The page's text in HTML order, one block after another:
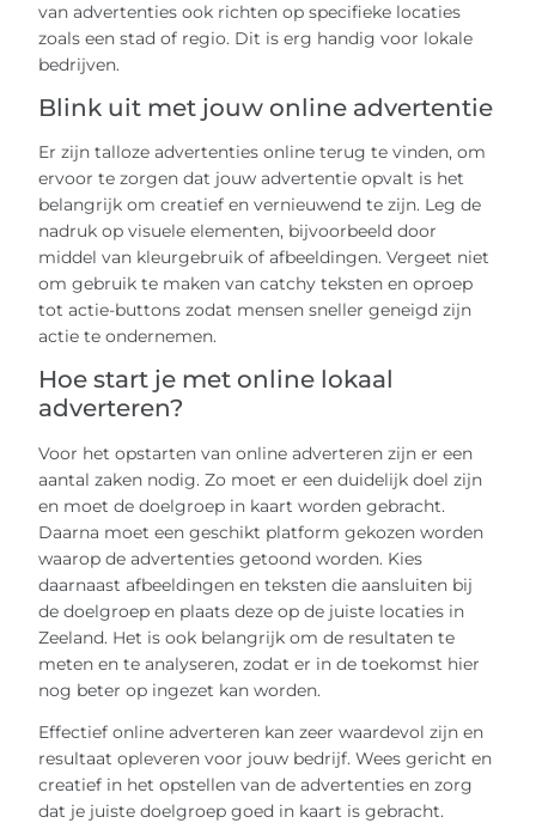
van advertenties ook richten op specifieke locaties
zoals een stad of regio. Dit is erg handig voor lokale
bedrijven.
Blink uit met jouw online advertentie
Er zijn talloze advertenties online terug te vinden, om
ervoor te zorgen dat jouw advertentie opvalt is het
belangrijk om creatief en vernieuwend te zijn. Leg de
nadruk op visuele elementen, bijvoorbeeld door
middel van kleurgebruik of afbeeldingen. Vergeet niet
om gebruik te maken van catchy teksten en oproep
tot actie-buttons zodat mensen sneller geneigd zijn
actie te ondernemen.
Hoe start je met online lokaal
adverteren?
Voor het opstarten van online adverteren zijn er een
aantal zaken nodig. Zo moet er een duidelijk doel zijn
en moet de doelgroep in kaart worden gebracht.
Daarna moet een geschikt platform gekozen worden
waarop de advertenties getoond worden. Kies
daarnaast afbeeldingen en teksten die aansluiten bij
de doelgroep en plaats deze op de juiste locaties in
Zeeland. Het is ook belangrijk om de resultaten te
meten en te analyseren, zodat er in de toekomst hier
nog beter op ingezet kan worden.
Effectief online adverteren kan zeer waardevol zijn en
resultaat opleveren voor jouw bedrijf. Wees gericht en
creatief in het opstellen van de advertenties en zorg
dat je juiste doelgroep goed in kaart is gebracht.